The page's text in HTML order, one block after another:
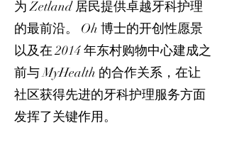
为 Zetland 居民提供卓越牙科护理
的最前沿。 Oh 博士的开创性愿景
以及在 2014 年东村购物中心建成之
前与 MyHealth 的合作关系，在让
社区获得先进的牙科护理服务方面
发挥了关键作用。